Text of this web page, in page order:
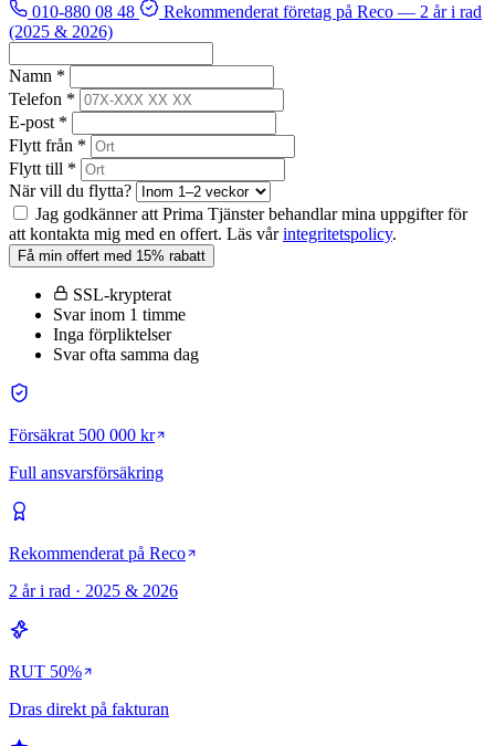
010-880 08 48 Rekommenderat företag på Reco — 2 år i rad
(2025 & 2026)
Namn *
Telefon *
E-post *
Flytt från *
Flytt till *
När vill du flytta?
Jag godkänner att Prima Tjänster behandlar mina uppgifter för
att kontakta mig med en offert. Läs vårintegritetspolicy.
Få min offert med 15% rabatt
SSL-krypterat
Svar inom 1 timme
Inga förpliktelser
Svar ofta samma dag
Försäkrat 500 000 kr
Full ansvarsförsäkring
Rekommenderat på Reco
2 år i rad · 2025 & 2026
RUT 50%
Dras direkt på fakturan